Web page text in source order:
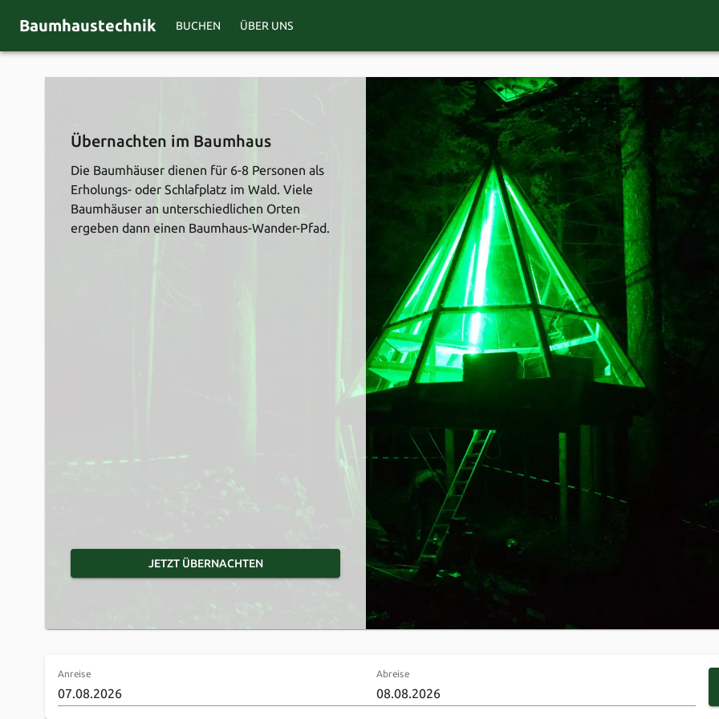
Baumhaustechnik BUCHEN ÜBER UNS
Übernachten im Baumhaus
Die Baumhäuser dienen für 6-8 Personen als
Erholungs- oder Schlafplatz im Wald. Viele
Baumhäuser an unterschiedlichen Orten
ergeben dann einen Baumhaus-Wander-Pfad.
JETZT ÜBERNACHTEN
Anreise Abreise